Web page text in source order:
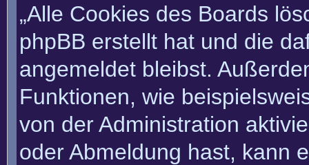
„Alle Cookies des Boards
phpBB erstellt hat und die
angemeldet bleibst.
Funktionen, wie
von der Administration
oder Abmeldung hast, kann